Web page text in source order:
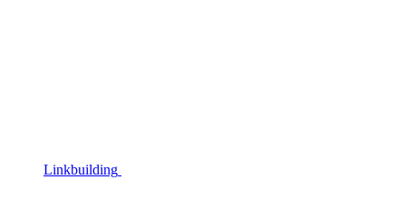
Linkbuilding